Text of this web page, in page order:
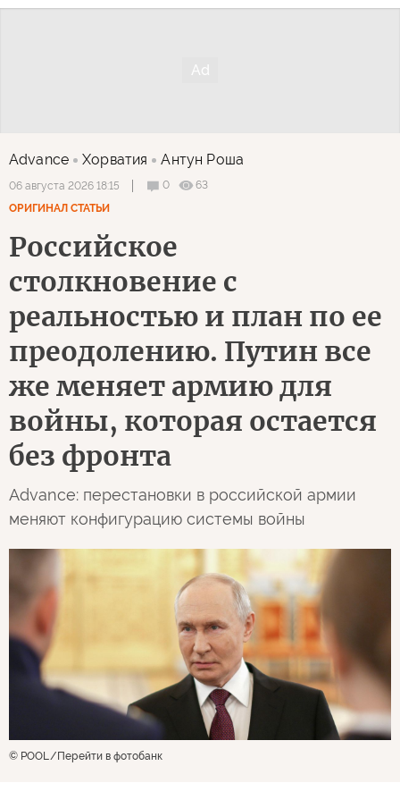
Advance Хорватия Антун Роша
06 августа 2026 18:15 0
63
ОРИГИНАЛ СТАТЬИ
Российское
столкновение с
реальностью и план по ее
преодолению. Путин все
же меняет армию для
войны, которая остается
без фронта
Advance: перестановки в российской армии
меняют конфигурацию системы войны
© POOL Перейти в фотобанк